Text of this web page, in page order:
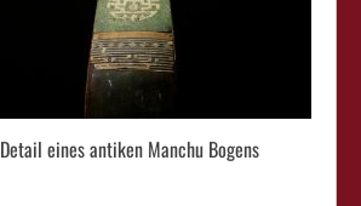
Detail eines antiken Manchu Bogens